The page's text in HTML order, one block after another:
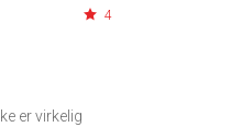
4
er virkelig